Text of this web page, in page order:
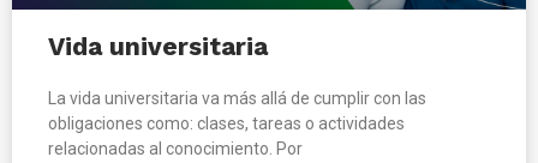
Vida universitaria
La vida universitaria va más allá de cumplir con las
obligaciones como: clases, tareas o actividades
relacionadas al conocimiento. Por